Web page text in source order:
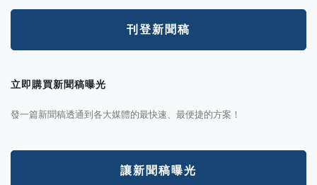
刊登新聞稿
立即購買新聞稿曝光
發一篇新聞稿透通到各大媒體的最快速、最便捷的方案！
讓新聞稿曝光